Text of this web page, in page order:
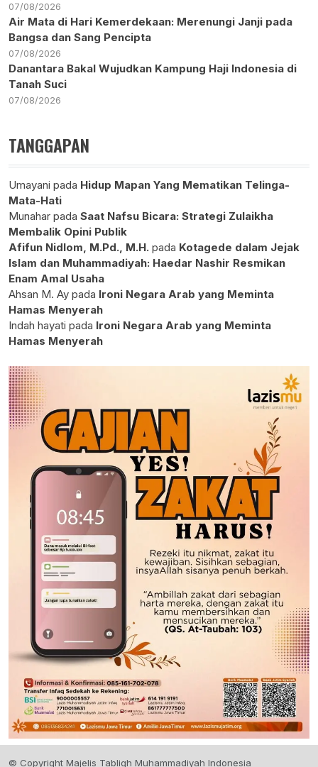
07/08/2026
Air Mata di Hari Kemerdekaan: Merenungi Janji pada
Bangsa dan Sang Pencipta
07/08/2026
Danantara Bakal Wujudkan Kampung Haji Indonesia di
Tanah Suci
07/08/2026
TANGGAPAN
Umayani pada Hidup Mapan Yang Mematikan Telinga-
Mata-Hati
Munahar pada Saat Nafsu Bicara: Strategi Zulaikha
Membalik Opini Publik
Afifun Nidlom, M.Pd., M.H. pada Kotagede dalam Jejak
Islam dan Muhammadiyah: Haedar Nashir Resmikan
Enam Amal Usaha
Ahsan M. Ay pada Ironi Negara Arab yang Meminta
Hamas Menyerah
Indah hayati pada Ironi Negara Arab yang Meminta
Hamas Menyerah
© Copyright Majelis Tabligh Muhammadiyah Indonesia